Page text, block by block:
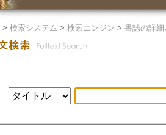
> 検索システム > 検索エンジン > 書誌の詳細